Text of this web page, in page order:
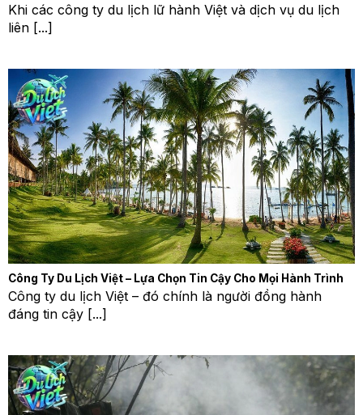
Khi các công ty du lịch lữ hành Việt và dịch vụ du lịch
liên [...]
Công Ty Du Lịch Việt – Lựa Chọn Tin Cậy Cho Mọi Hành Trình
Công ty du lịch Việt – đó chính là người đồng hành
đáng tin cậy [...]